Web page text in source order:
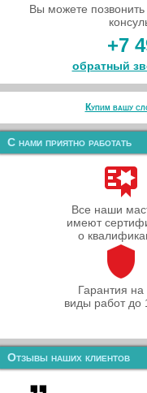
Вы можете
+7
обратный
Купим вашу
С нами приятно работать
Все наши
имеют
о
Гарантия на
виды работ до
Отзывы наших клиентов